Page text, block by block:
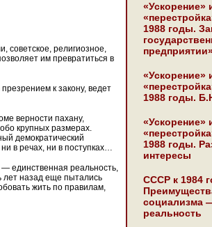
советское, религиозное,
им превратиться в
к закону, ведет
верности пахану,
крупных размерах.
демократический
в речах, ни в поступках…
единственная реальность,
лет назад еще пытались
жить по правилам,
«Ускорение»
1988 годы.
«Ускорение»
1988 годы.
«Ускорение»
1988 годы.
интересы
СССР к 1984
социализма
реальность